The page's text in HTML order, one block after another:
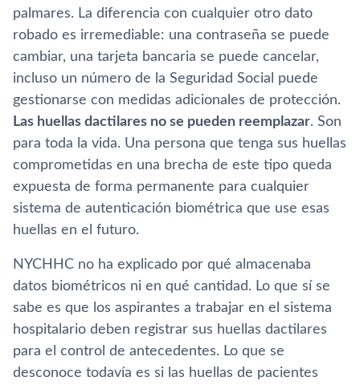
palmares. La diferencia con cualquier otro dato
robado es irremediable: una contraseña se puede
cambiar, una tarjeta bancaria se puede cancelar,
incluso un número de la Seguridad Social puede
gestionarse con medidas adicionales de protección.
Las huellas dactilares no se pueden reemplazar. Son
para toda la vida. Una persona que tenga sus huellas
comprometidas en una brecha de este tipo queda
expuesta de forma permanente para cualquier
sistema de autenticación biométrica que use esas
huellas en el futuro.
NYCHHC no ha explicado por qué almacenaba
datos biométricos ni en qué cantidad. Lo que sí se
sabe es que los aspirantes a trabajar en el sistema
hospitalario deben registrar sus huellas dactilares
para el control de antecedentes. Lo que se
desconoce todavía es si las huellas de pacientes